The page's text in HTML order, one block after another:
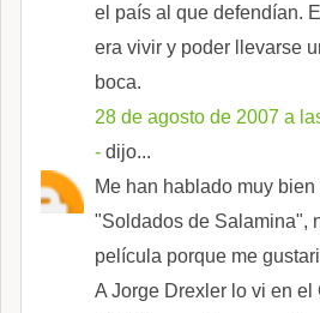
el país al que defendían.
era vivir y poder llevarse
boca.
28 de agosto de 2007 a
- dijo...
Me han hablado muy
"Soldados de Salamina",
película porque me
A Jorge Drexler lo vi en el